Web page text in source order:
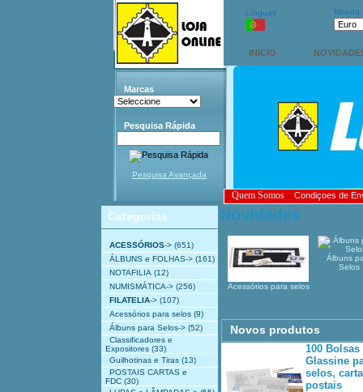
Línguas Moeda
INICIO
Marcas
Pesquisa Rápida
Pesquisa Avançada
Quem Somos Condiçoes de
Categorias
ACESSÓRIOS->(651)
ÁLBUNS e FOLHAS->(161)
NOTAFILIA (12)
NUMISMÁTICA->(256)
FILATELIA->(107)
Acessórios para selos(9)
Álbuns para Selos->(52)
Classificadores e
Expositores(33)
Guilhotinas e Tiras(13)
POSTAIS CARTAS e
FDC(30)
Novidades
Acessórios para selos
Álbuns
Selos
Novos produtos
100 Bolsas
Glassine
selos,
postais